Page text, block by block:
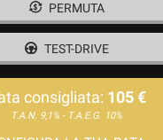
PERMUTA
TEST-DRIVE
consigliata: 105 €
T.A.N. 9,1% - T.A.E.G. 10%